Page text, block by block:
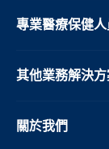
專業醫療保健人
其他業務解決方
關於我們